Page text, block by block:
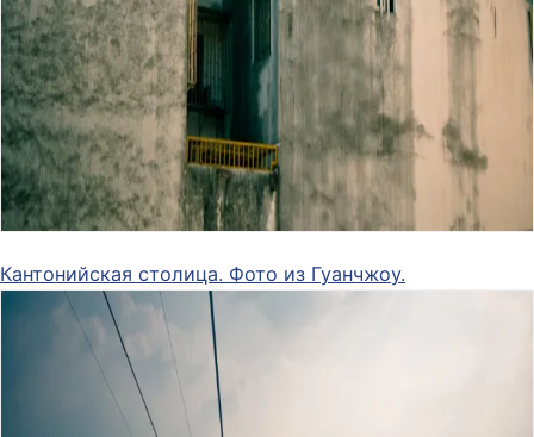
Кантонийская столица. Фото из Гуанчжоу.